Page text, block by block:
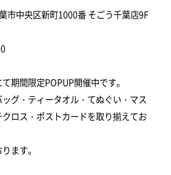
市中央区新町1000番 そごう千葉店9F
期間限定POPUP開催中です。
グ・ティータオル・てぬぐい・マス
ロス・ポストカードを取り揃えてお
ます。